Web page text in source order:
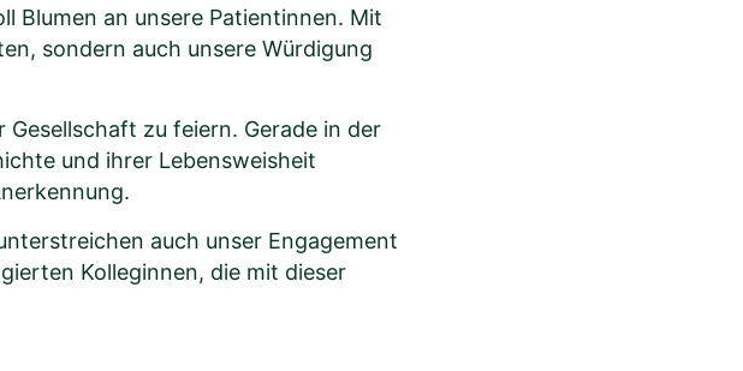
Blumen an unsere Patientinnen. Mit
sondern auch unsere Würdigung
zu feiern. Gerade in der
und ihrer Lebensweisheit
auch unser Engagement
Kolleginnen, die mit dieser